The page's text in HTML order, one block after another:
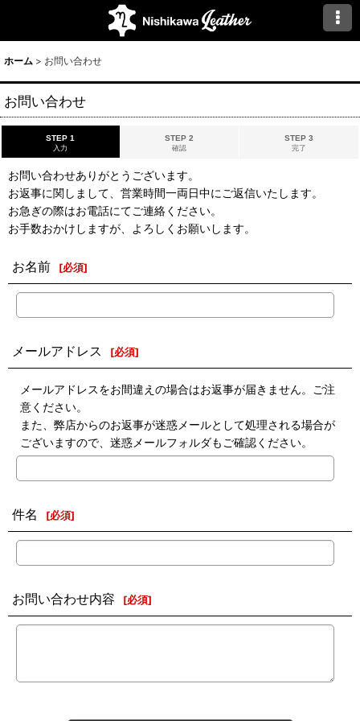
ホーム > お問い合わせ
お問い合わせ
STEP 1
入力
STEP 2
確認
STEP 3
完了
お問い合わせありがとうございます。
お返事に関しまして、営業時間一両日中にご返信いたします。
お急ぎの際はお電話にてご連絡ください。
お手数おかけしますが、よろしくお願いします。
お名前 [必須]
メールアドレス [必須]
メールアドレスをお間違えの場合はお返事が届きません。ご注
意ください。
また、弊店からのお返事が迷惑メールとして処理される場合が
ございますので、迷惑メールフォルダもご確認ください。
件名 [必須]
お問い合わせ内容 [必須]